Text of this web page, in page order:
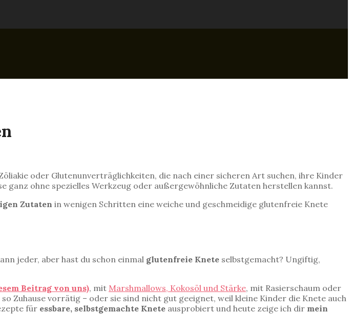
oder Glutenunverträglichkeiten, die nach einer sicheren Art suchen, ihre Kinder
ganz ohne spezielles Werkzeug oder außergewöhnliche Zutaten herstellen kannst.
Zutaten in wenigen Schritten eine weiche und geschmeidige glutenfreie Knete
jeder, aber hast du schon einmal glutenfreie Knete selbstgemacht? Ungiftig,
Beitrag von uns), mit Marshmallows, Kokosöl und Stärke, mit Rasierschaum oder
Zuhause vorrätig – oder sie sind nicht gut geeignet, weil kleine Kinder die Knete auch
für essbare, selbstgemachte Knete ausprobiert und heute zeige ich dir mein